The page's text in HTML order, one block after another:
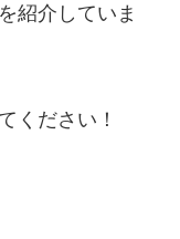
紹介していま
ください！